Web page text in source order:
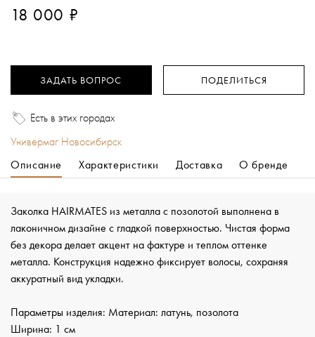
18 000 ₽
ЗАДАТЬ ВОПРОС ПОДЕЛИТЬСЯ
Есть в этих городах
Универмаг Новосибирск
Описание
Характеристики Доставка О бренде
Заколка HAIRMATES из металла с позолотой выполнена в
лаконичном дизайне с гладкой поверхностью. Чистая форма
без декора делает акцент на фактуре и теплом оттенке
металла. Конструкция надежно фиксирует волосы, сохраняя
аккуратный вид укладки.
Параметры изделия: Материал: латунь, позолота
Ширина: 1 см